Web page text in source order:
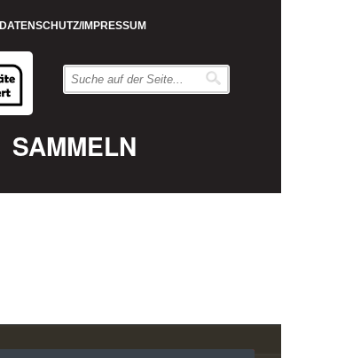
DATENSCHUTZ/IMPRESSUM
SAMMELN